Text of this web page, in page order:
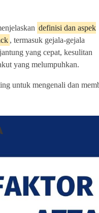
definisi dan aspek
, termasuk gejala-gejala
yang cepat, kesulitan
yang melumpuhkan.
untuk mengenali dan